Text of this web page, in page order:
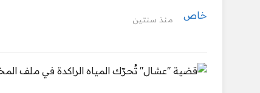
خاص منذ سنتين